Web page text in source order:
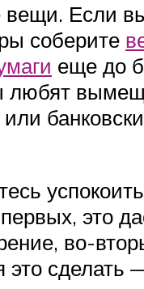
вещи. Если
соберите
еще до
это
во-
это